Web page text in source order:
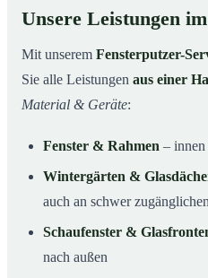
Unsere Leistungen
Mit unserem Fensterputzer-
Sie alle Leistungen aus einer
Material & Geräte:
Fenster & Rahmen –
Wintergärten &
auch an schwer
Schaufenster &
nach außen